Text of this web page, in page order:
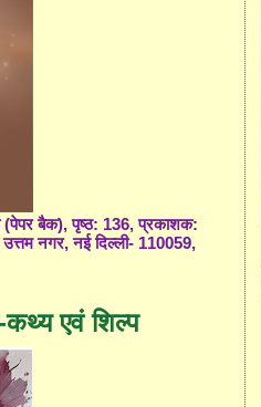
(पेपर बैक), पृष्ठ: 136, प्रकाशक:
नगर, नई दिल्ली- 110059,
एवं शिल्प